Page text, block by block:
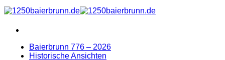
Zum
Inhalt
Baierbrunn 776 – 2026
Historische Ansichten